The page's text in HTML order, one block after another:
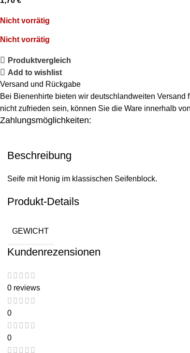
Nicht vorrätig
Nicht vorrätig
Produktvergleich
Add to wishlist
Versand und Rückgabe
Bei Bienenhirte bieten wir deutschlandweiten
nicht zufrieden sein, können Sie die Ware innerhalb
Zahlungsmöglichkeiten:
Beschreibung
Seife mit Honig im klassischen Seifenblock.
Produkt-Details
GEWICHT
Kundenrezensionen
0 reviews
0
0